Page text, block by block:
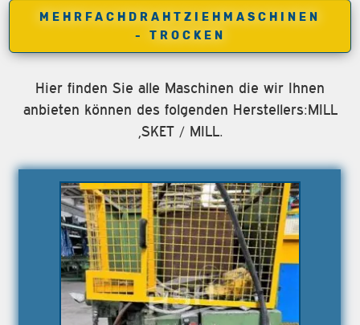
MEHRFACHDRAHTZIEHMASCHINEN
- TROCKEN
Hier finden Sie alle Maschinen die wir Ihnen
anbieten können des folgenden Herstellers:MILL
,SKET / MILL.